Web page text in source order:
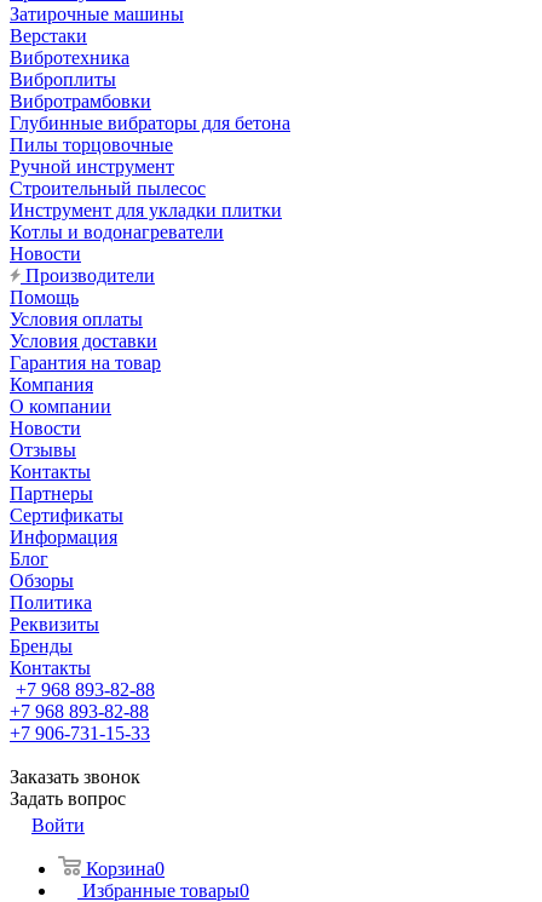
Затирочные машины
Верстаки
Вибротехника
Виброплиты
Вибротрамбовки
Глубинные вибраторы для бетона
Пилы торцовочные
Ручной инструмент
Строительный пылесос
Инструмент для укладки плитки
Котлы и водонагреватели
Новости
Производители
Помощь
Условия оплаты
Условия доставки
Гарантия на товар
Компания
О компании
Новости
Отзывы
Контакты
Партнеры
Сертификаты
Информация
Блог
Обзоры
Политика
Реквизиты
Бренды
Контакты
+7 968 893-82-88
+7 968 893-82-88
+7 906-731-15-33
Заказать звонок
Задать вопрос
Войти
Корзина0
Избранные товары0